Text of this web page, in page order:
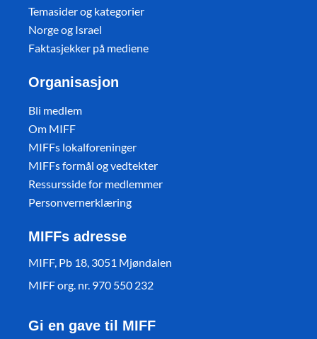
Temasider og kategorier
Norge og Israel
Faktasjekker på mediene
Organisasjon
Bli medlem
Om MIFF
MIFFs lokalforeninger
MIFFs formål og vedtekter
Ressursside for medlemmer
Personvernerklæring
MIFFs adresse
MIFF, Pb 18, 3051 Mjøndalen
MIFF org. nr. 970 550 232
Gi en gave til MIFF